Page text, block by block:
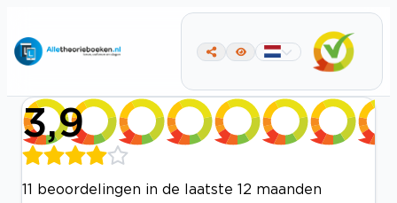
3,9
11 beoordelingen in de laatste 12 maanden